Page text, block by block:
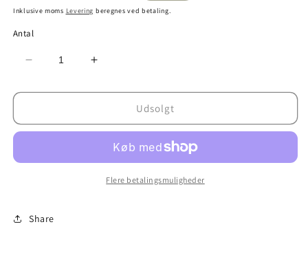
Inklusive moms Levering beregnes ved betaling.
Antal
Reducer
for
Midnight
Øg
for
Superfood
Midnight
50ml
Udsolgt
Flere betalingsmuligheder
Share